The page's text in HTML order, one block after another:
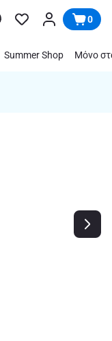
0
Summer Shop Μόνο